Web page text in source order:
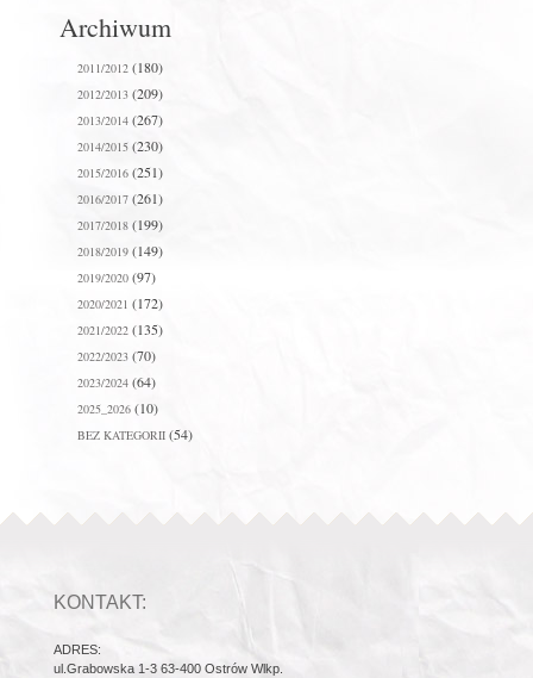
Archiwum
2011/2012(180)
2012/2013(209)
2013/2014(267)
2014/2015(230)
2015/2016(251)
2016/2017(261)
2017/2018(199)
2018/2019(149)
2019/2020(97)
2020/2021 (172)
2021/2022(135)
2022/2023(70)
2023/2024(64)
2025_2026(10)
BEZ KATEGORII(54)
KONTAKT:
ADRES:
ul.Grabowska 1-3 63-400 Ostrów Wlkp.